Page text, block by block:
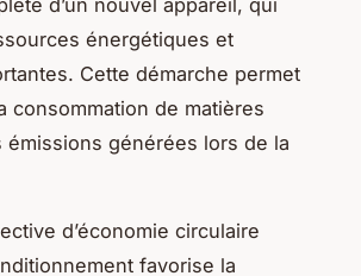
énergétiques et
Cette démarche permet
consommation de matières
émissions générées lors de la
d’économie circulaire
favorise la